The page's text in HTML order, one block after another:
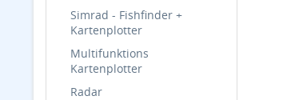
Simrad - Fishfinder +
Kartenplotter
Multifunktions
Kartenplotter
Radar